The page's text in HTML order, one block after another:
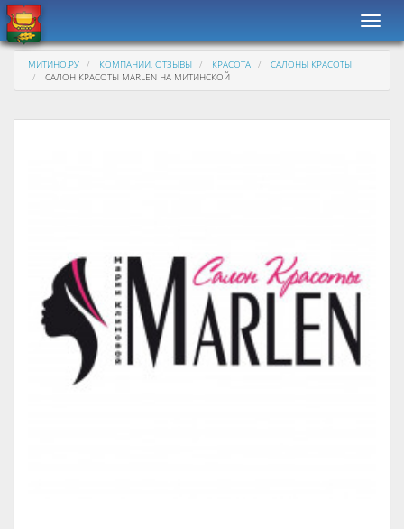
МИТИНО.РУ КОМПАНИИ, ОТЗЫВЫ КРАСОТА
САЛОНЫ КРАСОТЫ
САЛОН КРАСОТЫ MARLEN НА МИТИНСКОЙ